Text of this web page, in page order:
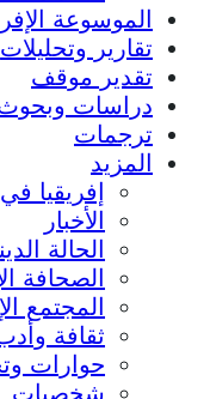
الموسوعة
تقارير وتحليلات
تقدير موقف
دراسات
ترجمات
المزيد
إفريقيا
الأخبار
الحالة
الصحافة
المجتمع
ثقافة
حوارات
شخصيات